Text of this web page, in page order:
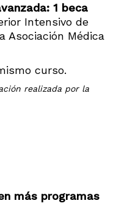
1 beca
Intensivo de
Asociación Médica
curso.
realizada por la
más programas